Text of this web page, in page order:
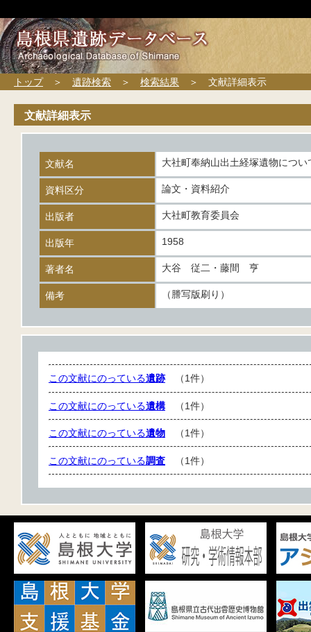
トップ＞ 遺跡検索 ＞ 検索結果 ＞ 文献詳細表示
文献詳細表示
文献名 大社町奉納山出土経塚遺物につい
資料区分 論文・資料紹介
出版者 大社町教育委員会
出版年 1958
著者名 大谷 従二・藤間 亨
備考 （謄写版刷り）
この文献にのっている遺跡（1件）
この文献にのっている遺構（1件）
この文献にのっている遺物 （1件）
この文献にのっている調査 （1件）